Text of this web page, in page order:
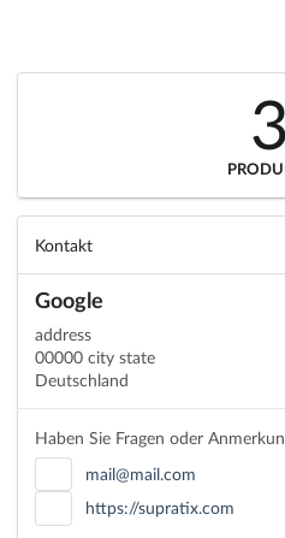
3
Kontakt
Google
address
00000 city state
Deutschland
Haben Sie Fragen oder
mail@mail.com
https://supratix.com